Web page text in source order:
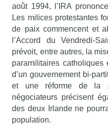
août 1994, l’IRA
Les milices protestantes
de paix commencent et
l’Accord du Vendredi-
prévoit, entre autres, la
paramilitaires catholiques
d’un gouvernement bi-
et une réforme de la
négociateurs précisent
des deux Irlande ne
population.